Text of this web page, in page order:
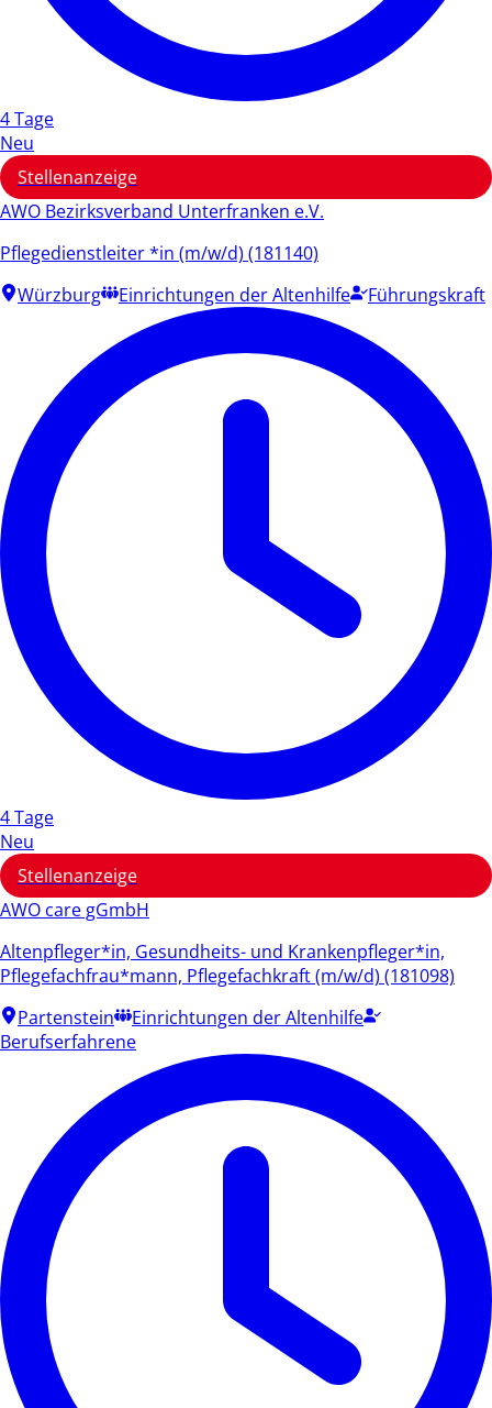
4 Tage
Neu
Stellenanzeige
AWO Bezirksverband Unterfranken e.V.
Pflegedienstleiter *in (m/w/d) (181140)
Würzburg
Einrichtungen der Altenhilfe Führungskraft
4 Tage
Neu
Stellenanzeige
AWO care gGmbH
Altenpfleger*in, Gesundheits- und Krankenpfleger*in,
Pflegefachfrau*mann, Pflegefachkraft (m/w/d) (181098)
Partenstein
Einrichtungen der Altenhilfe
Berufserfahrene